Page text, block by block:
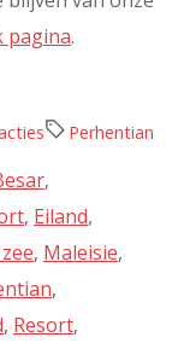
pagina.
Perhentian
,
, Eiland,
, Maleisie,
,
, Resort,